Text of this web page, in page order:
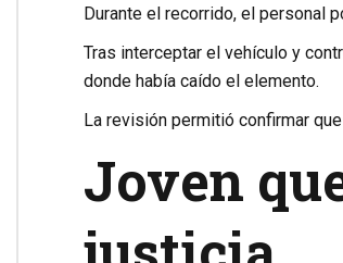
Durante el recorrido, el personal
Tras interceptar el vehículo y
donde había caído el elemento.
La revisión permitió confirmar
Joven